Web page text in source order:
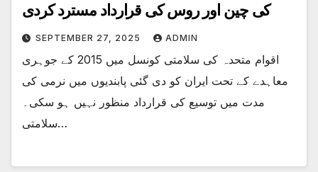
کی چین اور روس کی قرارداد مسترد کردی
SEPTEMBER 27, 2025 ADMIN
اقوام متحدہ کی سلامتی کونسل میں 2015 کے جوہری
معاہدے کے تحت ایران کو دی گئی پابندیوں میں نرمی کی
مدت میں توسیع کی قرارداد منظور نہیں ہو سکی۔
سلامتی…